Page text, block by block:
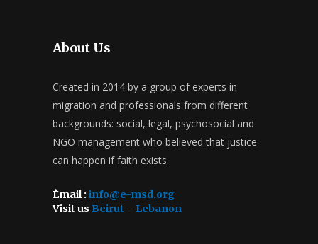
About Us
Created in 2014 by a group of experts in
migration and professionals from different
backgrounds: social, legal, psychosocial and
NGO management who believed that justice
can happen if faith exists.
ُEmail : info@e-msd.org
Visit us Beirut – Lebanon